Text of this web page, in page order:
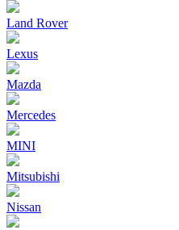
Land Rover
Lexus
Mazda
Mercedes
MINI
Mitsubishi
Nissan